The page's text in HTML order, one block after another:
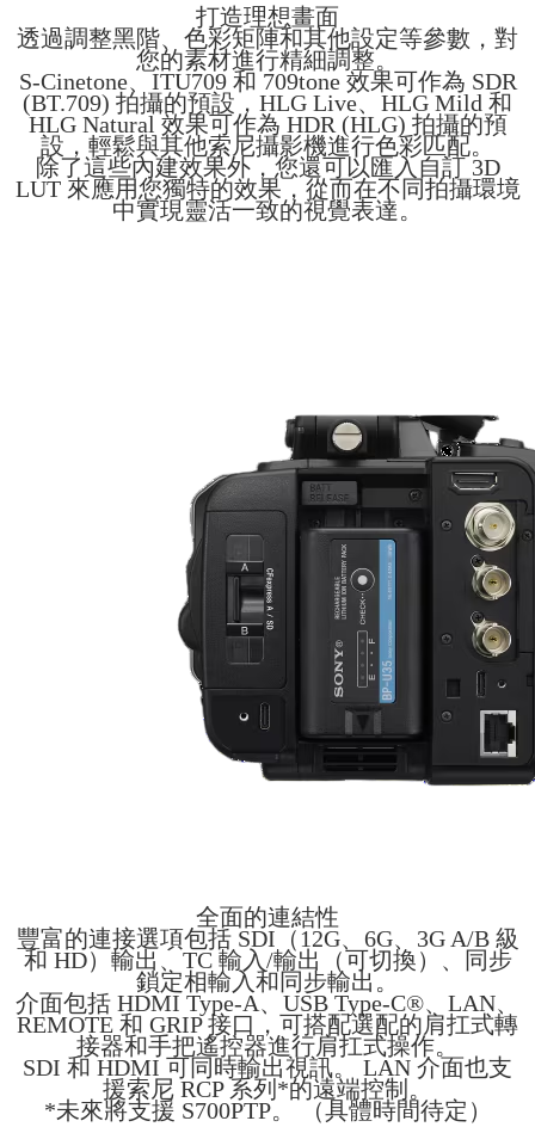
打造理想畫面
透過調整黑階、色彩矩陣和其他設定等參數，對
您的素材進行精細調整。
S-Cinetone、ITU709 和 709tone 效果可作為 SDR
(BT.709) 拍攝的預設，HLG Live、HLG Mild 和
HLG Natural 效果可作為 HDR (HLG) 拍攝的預
設，輕鬆與其他索尼攝影機進行色彩匹配。
除了這些內建效果外，您還可以匯入自訂 3D
LUT 來應用您獨特的效果，從而在不同拍攝環境
中實現靈活一致的視覺表達。
全面的連結性
豐富的連接選項包括 SDI（12G、6G、3G A/B 級
和 HD）輸出、TC 輸入/輸出（可切換）、同步
鎖定相輸入和同步輸出。
介面包括 HDMI Type-A、USB Type-C®、LAN、
REMOTE 和 GRIP 接口，可搭配選配的肩扛式轉
接器和手把遙控器進行肩扛式操作。
SDI 和 HDMI 可同時輸出視訊。 LAN 介面也支
援索尼 RCP 系列*的遠端控制。
*未來將支援 S700PTP。 （具體時間待定）